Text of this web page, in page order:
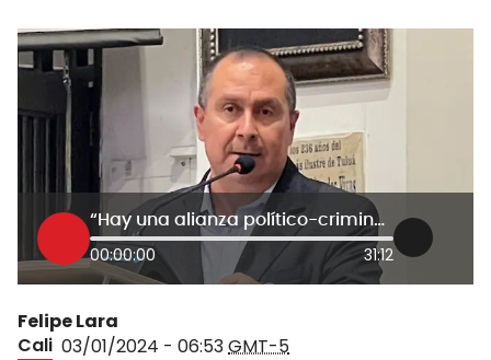
“Hay una alianza político-criminal en Tuluá”: denunció el alcalde Gustavo Vélez
00:00:00 31:12
Felipe Lara
Cali 03/01/2024 - 06:53GMT-5